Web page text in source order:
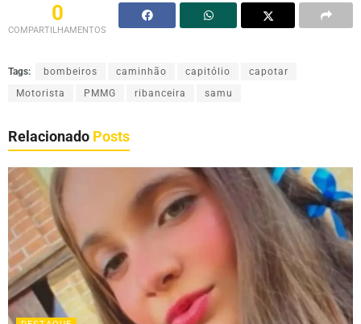
0
COMPARTILHAMENTOS
Tags: bombeiros caminhão capitólio
capotar
Motorista
PMMG ribanceira samu
Relacionado Posts